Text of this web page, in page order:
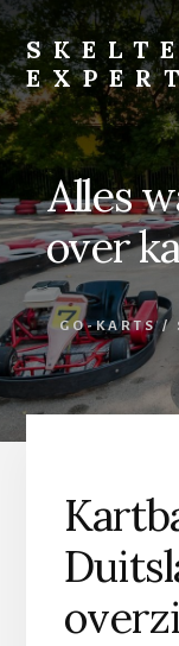
Skip
content
Skelter
Alles
over
GO-KARTS/